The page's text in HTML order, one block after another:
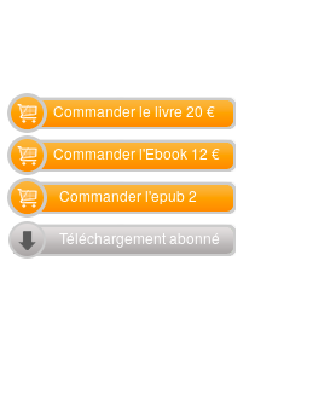
Commander le livre 20 €
Commander l'Ebook 12 €
Commander l'epub 2
Téléchargement abonné